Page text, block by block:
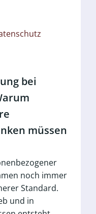
bei
müssen
noch immer
Standard.
und in